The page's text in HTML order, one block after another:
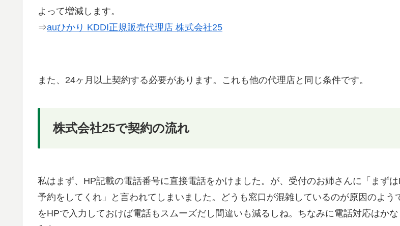
よって増減します。
⇒auひかり KDDI正規販売代理店 株式会社25
また、24ヶ月以上契約する必要があります。これも他の代理店と同じ条件です。
株式会社25で契約の流れ
私はまず、HP記載の電話番号に直接電話をかけました。が、受付のお姉さんに「まず
予約をしてくれ」と言われてしまいました。どうも窓口が混雑しているのが原因のよう
をHPで入力しておけば電話もスムーズだし間違いも減るしね。ちなみに電話対応はか